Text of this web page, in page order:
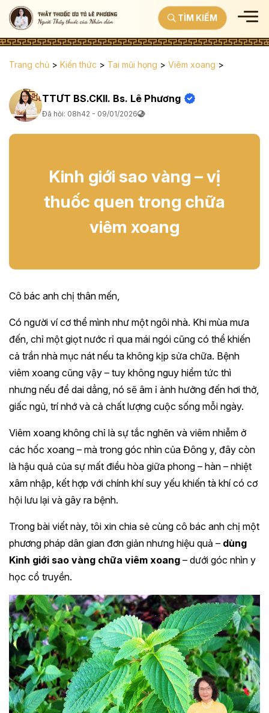
TÌM KIẾM
Trang chủ > Kiến thức > Tai mũi họng > Viêm xoang >
TTƯT BS.CKII. Bs. Lê Phương
Đã hỏi: 08h42 - 09/01/2026
Kinh giới sao vàng – vị
thuốc quen trong chữa
viêm xoang
Cô bác anh chị thân mến,
Có người ví cơ thể mình như một ngôi nhà. Khi mùa mưa
đến, chỉ một giọt nước rỉ qua mái ngói cũng có thể khiến
cả trần nhà mục nát nếu ta không kịp sửa chữa. Bệnh
viêm xoang cũng vậy – tuy không nguy hiểm tức thì
nhưng nếu để dai dẳng, nó sẽ âm ỉ ảnh hưởng đến hơi thở,
giấc ngủ, trí nhớ và cả chất lượng cuộc sống mỗi ngày.
Viêm xoang không chỉ là sự tắc nghẽn và viêm nhiễm ở
các hốc xoang – mà trong góc nhìn của Đông y, đây còn
là hậu quả của sự mất điều hòa giữa phong – hàn – nhiệt
xâm nhập, kết hợp với chính khí suy yếu khiến tà khí có cơ
hội lưu lại và gây ra bệnh.
Trong bài viết này, tôi xin chia sẻ cùng cô bác anh chị một
phương pháp dân gian đơn giản nhưng hiệu quả – dùng
Kinh giới sao vàng chữa viêm xoang – dưới góc nhìn y
học cổ truyền.